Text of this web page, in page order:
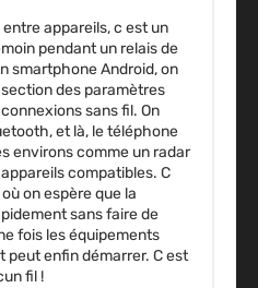
appareils, c est un
pendant un relais de
smartphone Android, on
des paramètres
sans fil. On
et là, le téléphone
environs comme un radar
compatibles. C
on espère que la
sans faire de
fois les équipements
peut enfin démarrer. C est
fil !